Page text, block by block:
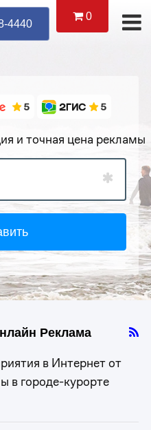
0
4440 Уже
и точная цена рекламы
Реклама
в Интернет от
в городе-курорте